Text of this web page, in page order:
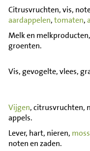
Citrusvruchten, vis,
aardappelen,tomaten,
Melk en
groenten.
Vis, gevogelte, vlees,
Vijgen, citrusvruchten,
appels.
Lever, hart, nieren,
noten en zaden.